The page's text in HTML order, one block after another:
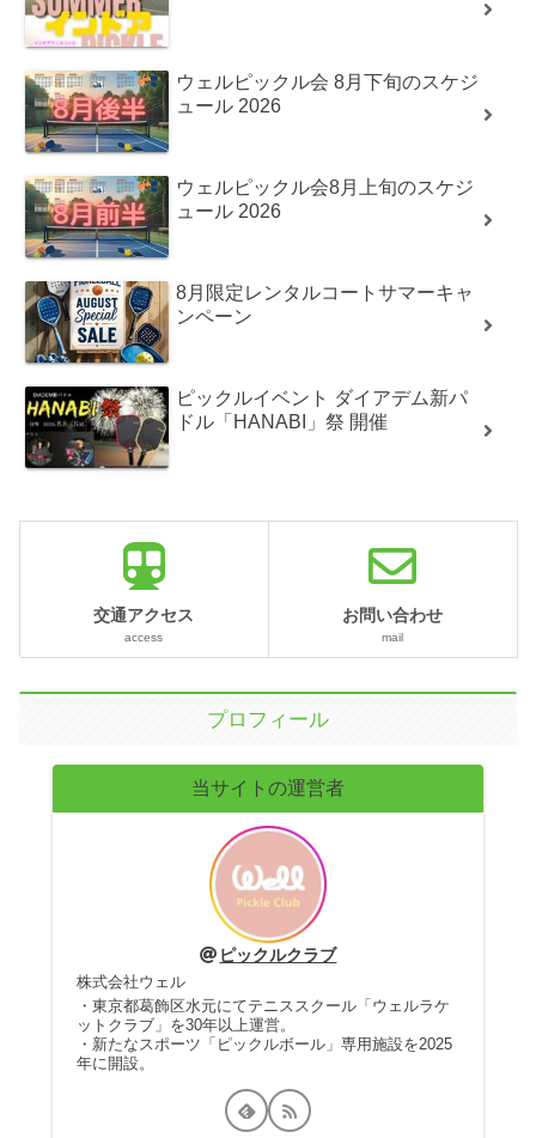
ウェルピックル会 8月下旬のスケジ
ュール 2026
ウェルピックル会8月上旬のスケジ
ュール 2026
8月限定レンタルコートサマーキャ
ンペーン
ピックルイベント ダイアデム新パ
ドル「HANABI」祭 開催
交通アクセス
access
お問い合わせ
mail
プロフィール
当サイトの運営者
ピックルクラブ
株式会社ウェル
・東京都葛飾区水元にてテニススクール「ウェルラケ
ットクラブ」を30年以上運営。
・新たなスポーツ「ピックルボール」専用施設を2025
年に開設。